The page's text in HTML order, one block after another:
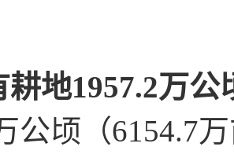
地1957.2万公
公顷（6154.7